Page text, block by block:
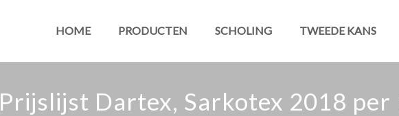
HOME PRODUCTEN SCHOLING TWEEDE KANS
Prijslijst Dartex, Sarkotex 2018 per